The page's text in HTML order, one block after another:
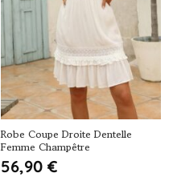
Robe Coupe Droite Dentelle
Femme Champêtre
56,90 €